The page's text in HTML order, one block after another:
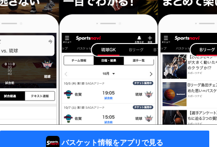
バスケット情報をアプリで見る